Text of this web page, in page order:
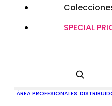
SPECIAL
ÁREA PROFESIONALES